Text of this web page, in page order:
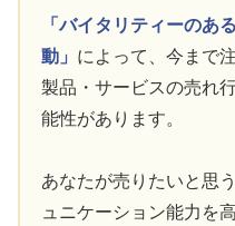
「バイタリティーのあ
動」 によって、今まで
製品・サービスの売れ
能性があります。
あなたが売りたいと思
ュニケーション能力を